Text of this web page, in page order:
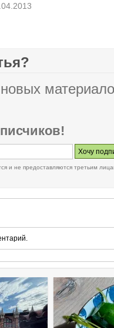
и не предоставляются третьим